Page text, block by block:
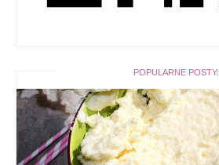
POPULARNE POSTY: